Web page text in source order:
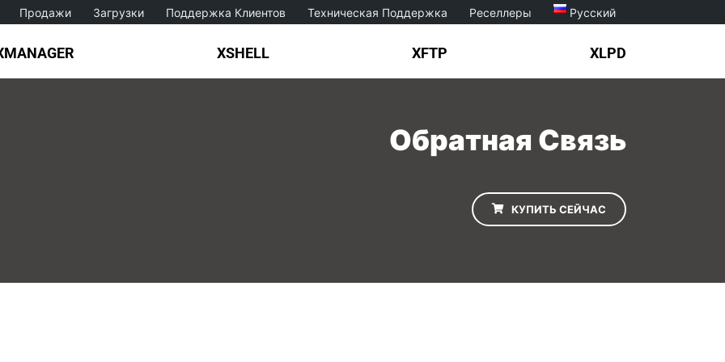
Продажи Загрузки Поддержка Клиентов Техническая Поддержка Реселлеры Русский
XSHELL XFTP XLPD
Обратная Связь
КУПИТЬ СЕЙЧАС